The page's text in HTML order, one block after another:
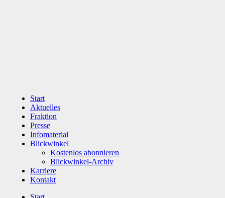
Start
Aktuelles
Fraktion
Presse
Infomaterial
Blickwinkel
Kostenlos abonnieren
Blickwinkel-Archiv
Karriere
Kontakt